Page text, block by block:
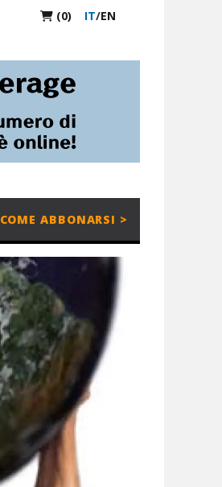
(0) IT/EN
COME ABBONARSI >